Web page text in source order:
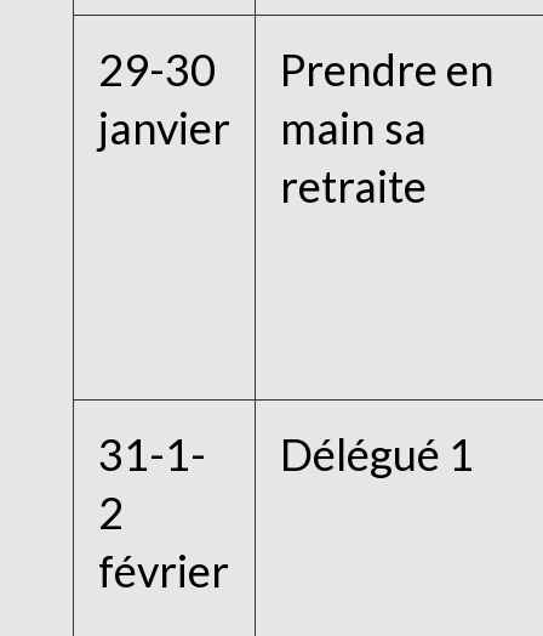
29-30
janvier
Prendre en
main sa
retraite
31-1-
2
février
Délégué 1